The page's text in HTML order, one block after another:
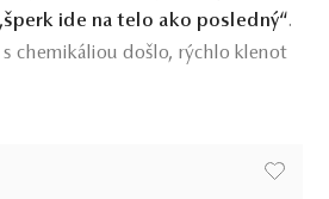
ide na telo ako posledný“.
chemikáliou došlo, rýchlo klenot